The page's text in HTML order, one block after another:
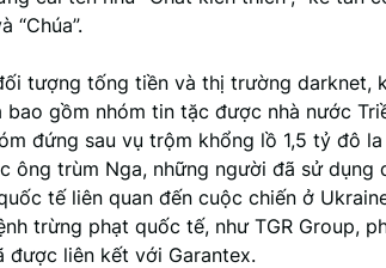
“Chúa”.
tượng tống tiền và thị trường darknet,
gồm nhóm tin tặc được nhà nước
đứng sau vụ trộm khổng lồ 1,5 tỷ đô
ông trùm Nga, những người đã sử dụng
tế liên quan đến cuộc chiến ở
trừng phạt quốc tế, như TGR Group,
được liên kết với Garantex.